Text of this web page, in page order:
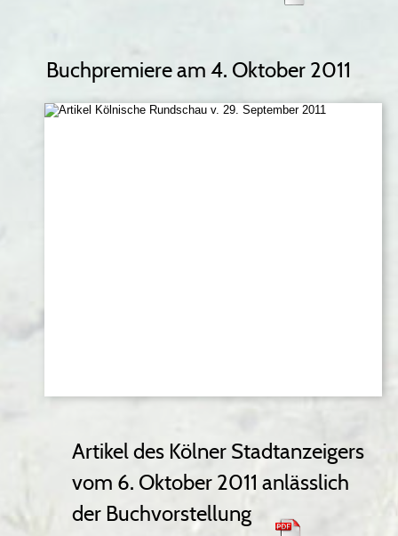
Buchpremiere am 4. Oktober 2011
Artikel des Kölner Stadtanzeigers
vom 6. Oktober 2011 anlässlich
der Buchvorstellung